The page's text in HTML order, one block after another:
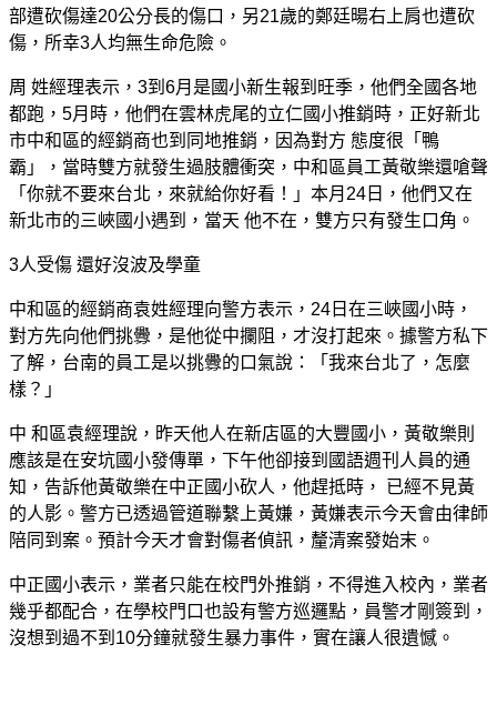
部遭砍傷達20公分長的傷口，另21歲的鄭廷暘右上肩也遭砍
傷，所幸3人均無生命危險。
周 姓經理表示，3到6月是國小新生報到旺季，他們全國各地
都跑，5月時，他們在雲林虎尾的立仁國小推銷時，正好新北
市中和區的經銷商也到同地推銷，因為對方 態度很「鴨
霸」，當時雙方就發生過肢體衝突，中和區員工黃敬樂還嗆聲
「你就不要來台北，來就給你好看！」本月24日，他們又在
新北市的三峽國小遇到，當天 他不在，雙方只有發生口角。
3人受傷 還好沒波及學童
中和區的經銷商袁姓經理向警方表示，24日在三峽國小時，
對方先向他們挑釁，是他從中攔阻，才沒打起來。據警方私下
了解，台南的員工是以挑釁的口氣說：「我來台北了，怎麼
樣？」
中 和區袁經理說，昨天他人在新店區的大豐國小，黃敬樂則
應該是在安坑國小發傳單，下午他卻接到國語週刊人員的通
知，告訴他黃敬樂在中正國小砍人，他趕抵時， 已經不見黃
的人影。警方已透過管道聯繫上黃嫌，黃嫌表示今天會由律師
陪同到案。預計今天才會對傷者偵訊，釐清案發始末。
中正國小表示，業者只能在校門外推銷，不得進入校內，業者
幾乎都配合，在學校門口也設有警方巡邏點，員警才剛簽到，
沒想到過不到10分鐘就發生暴力事件，實在讓人很遺憾。